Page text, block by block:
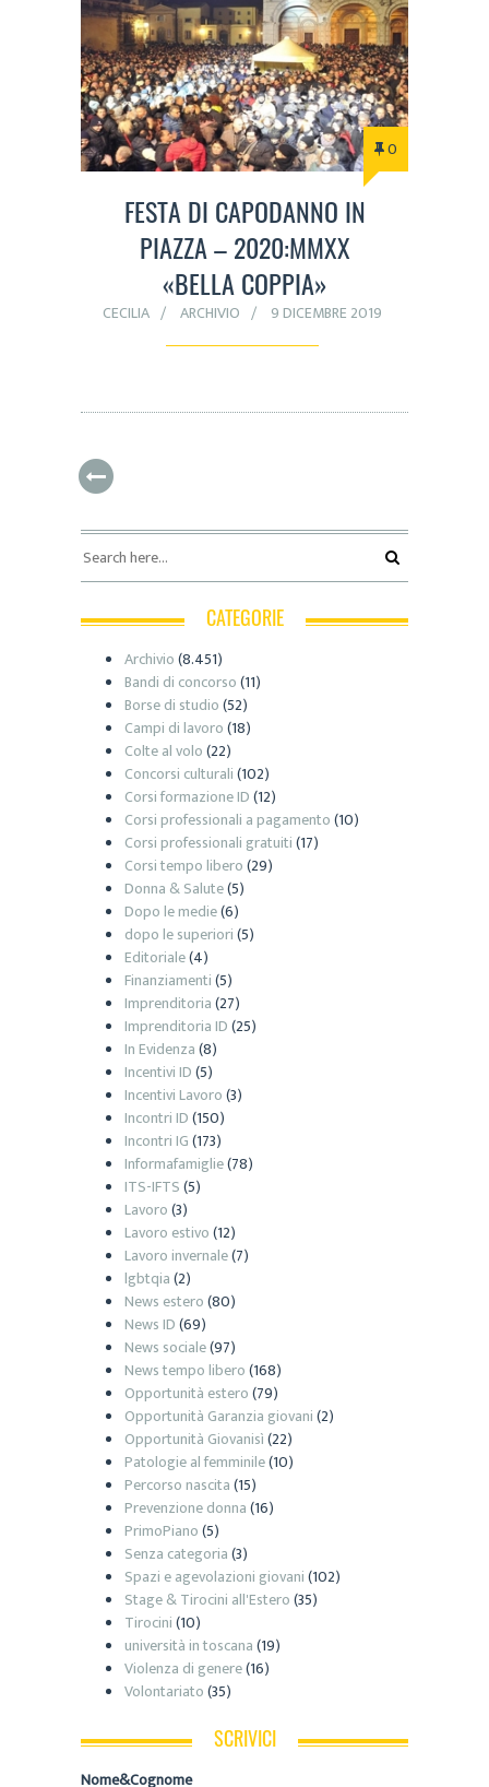
0
FESTA DI CAPODANNO IN
PIAZZA – 2020:MMXX
«BELLA COPPIA»
CECILIA ARCHIVIO 9 DICEMBRE 2019
CATEGORIE
Archivio(8.451)
Bandi di concorso(11)
Borse di studio(52)
Campi di lavoro(18)
Colte al volo(22)
Concorsi culturali(102)
Corsi formazione ID(12)
Corsi professionali a pagamento(10)
Corsi professionali gratuiti(17)
Corsi tempo libero(29)
Donna & Salute(5)
Dopo le medie(6)
dopo le superiori(5)
Editoriale(4)
Finanziamenti(5)
Imprenditoria(27)
Imprenditoria ID(25)
In Evidenza(8)
Incentivi ID(5)
Incentivi Lavoro(3)
Incontri ID(150)
Incontri IG(173)
Informafamiglie(78)
ITS-IFTS(5)
Lavoro(3)
Lavoro estivo(12)
Lavoro invernale(7)
lgbtqia(2)
News estero(80)
News ID(69)
News sociale(97)
News tempo libero(168)
Opportunità estero(79)
Opportunità Garanzia giovani(2)
Opportunità Giovanisì(22)
Patologie al femminile(10)
Percorso nascita(15)
Prevenzione donna(16)
PrimoPiano(5)
Senza categoria(3)
Spazi e agevolazioni giovani(102)
Stage & Tirocini all'Estero(35)
Tirocini(10)
università in toscana(19)
Violenza di genere(16)
Volontariato(35)
SCRIVICI
Nome&Cognome